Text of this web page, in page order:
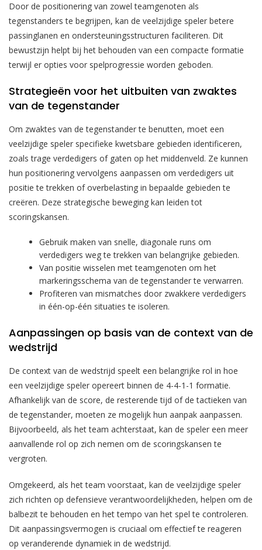
Door de positionering van zowel teamgenoten als
tegenstanders te begrijpen, kan de veelzijdige speler betere
passinglanen en ondersteuningsstructuren faciliteren. Dit
bewustzijn helpt bij het behouden van een compacte formatie
terwijl er opties voor spelprogressie worden geboden.
Strategieën voor het uitbuiten van zwaktes
van de tegenstander
Om zwaktes van de tegenstander te benutten, moet een
veelzijdige speler specifieke kwetsbare gebieden identificeren,
zoals trage verdedigers of gaten op het middenveld. Ze kunnen
hun positionering vervolgens aanpassen om verdedigers uit
positie te trekken of overbelasting in bepaalde gebieden te
creëren. Deze strategische beweging kan leiden tot
scoringskansen.
Gebruik maken van snelle, diagonale runs om
verdedigers weg te trekken van belangrijke gebieden.
Van positie wisselen met teamgenoten om het
markeringsschema van de tegenstander te verwarren.
Profiteren van mismatches door zwakkere verdedigers
in één-op-één situaties te isoleren.
Aanpassingen op basis van de context van de
wedstrijd
De context van de wedstrijd speelt een belangrijke rol in hoe
een veelzijdige speler opereert binnen de 4-4-1-1 formatie.
Afhankelijk van de score, de resterende tijd of de tactieken van
de tegenstander, moeten ze mogelijk hun aanpak aanpassen.
Bijvoorbeeld, als het team achterstaat, kan de speler een meer
aanvallende rol op zich nemen om de scoringskansen te
vergroten.
Omgekeerd, als het team voorstaat, kan de veelzijdige speler
zich richten op defensieve verantwoordelijkheden, helpen om de
balbezit te behouden en het tempo van het spel te controleren.
Dit aanpassingsvermogen is cruciaal om effectief te reageren
op veranderende dynamiek in de wedstrijd.